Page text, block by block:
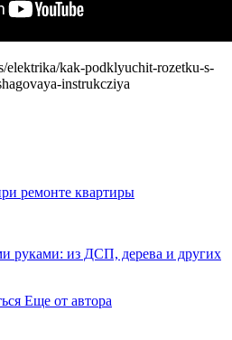
elektrika/kak-podklyuchit-rozetku-s-
instrukcziya
ремонте квартиры
руками: из ДСП, дерева и других
Еще от автора